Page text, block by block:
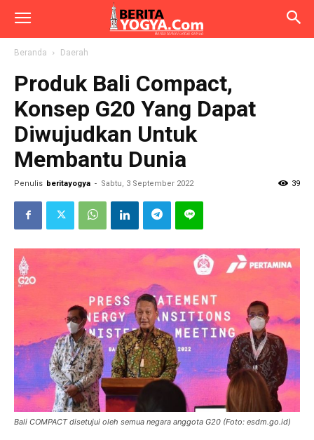
Beranda Daerah
Produk Bali Compact,
Konsep G20 Yang Dapat
Diwujudkan Untuk
Membantu Dunia
Penulis beritayogya - Sabtu, 3 September 2022 39
Bali COMPACT disetujui oleh semua negara anggota G20 (Foto: esdm.go.id)